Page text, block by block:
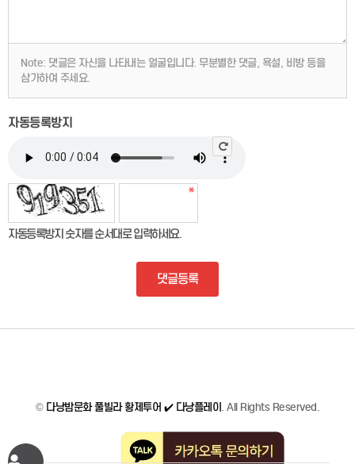
Note: 댓글은 자신을 나타내는 얼굴입니다. 무분별한 댓글, 욕설, 비방 등을
삼가하여 주세요.
자동등록방지
자동등록방지 숫자를 순서대로 입력하세요.
댓글등록
© 다낭밤문화 풀빌라 황제투어 ✔️ 다낭플레이 . All Rights Reserved.